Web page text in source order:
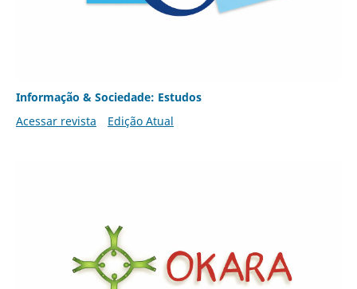
Informação & Sociedade: Estudos
Acessar revista
Edição Atual